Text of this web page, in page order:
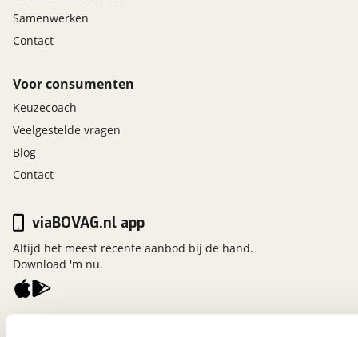
Samenwerken
Contact
Voor consumenten
Keuzecoach
Veelgestelde vragen
Blog
Contact
viaBOVAG.nl app
Altijd het meest recente aanbod bij de hand.
Download 'm nu.